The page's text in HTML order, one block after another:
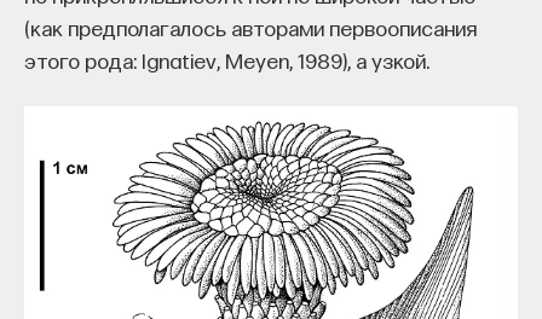
(как предполагалось авторами первоописания
этого рода: Ignatiev, Meyen, 1989), а узкой.